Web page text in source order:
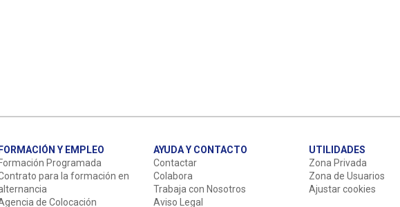
FORMACIÓN Y EMPLEO
Formación Programada
para la formación en
de Colocación
AYUDA Y CONTACTO
Contactar
Colabora
Trabaja con Nosotros
Aviso Legal
UTILIDADES
Zona Privada
Zona de Usuarios
Ajustar cookies